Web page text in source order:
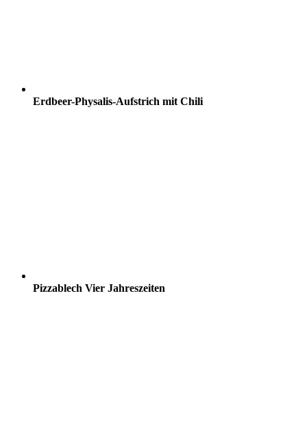
Erdbeer-Physalis-Aufstrich mit Chili
Pizzablech Vier Jahreszeiten